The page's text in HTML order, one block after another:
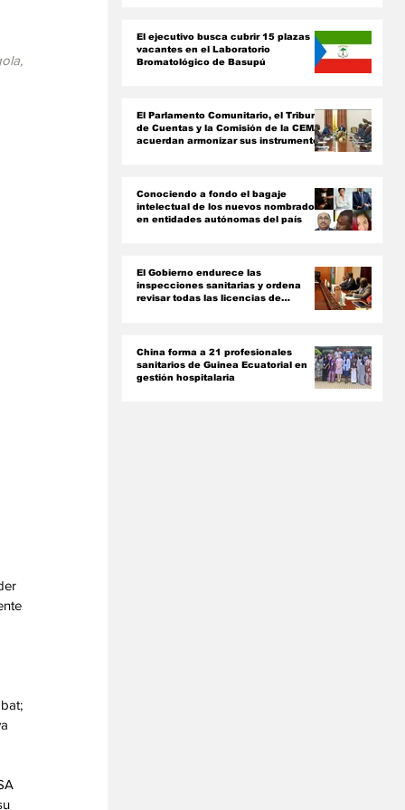
El ejecutivo busca cubrir 15 plazas
vacantes en el Laboratorio
Bromatológico de Basupú
El Parlamento Comunitario, el Tribunal
de Cuentas y la Comisión de la CEMAC
acuerdan armonizar sus instrumentos
Conociendo a fondo el bagaje
intelectual de los nuevos nombrados
en entidades autónomas del país ‎
El Gobierno endurece las
inspecciones sanitarias y ordena
revisar todas las licencias de
China forma a 21 profesionales
sanitarios de Guinea Ecuatorial en
gestión hospitalaria